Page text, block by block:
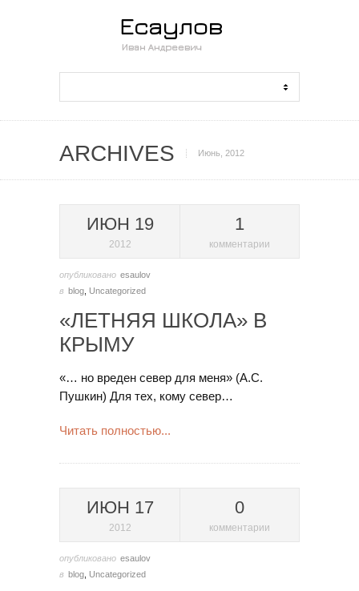
ARCHIVES Июнь, 2012
ИЮН 19
2012
1
комментарии
опубликовано esaulov
в blog Uncategorized
«ЛЕТНЯЯ ШКОЛА» В
КРЫМУ
«… но вреден север для меня» (А.С.
Пушкин) Для тех, кому север…
Читать полностью...
ИЮН 17
2012
0
комментарии
опубликовано esaulov
в blog Uncategorized